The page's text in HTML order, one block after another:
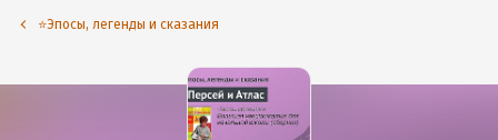
⭐️Эпосы, легенды и сказания